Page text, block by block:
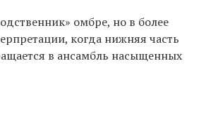
омбре, но в более
когда нижняя часть
в ансамбль насыщенных